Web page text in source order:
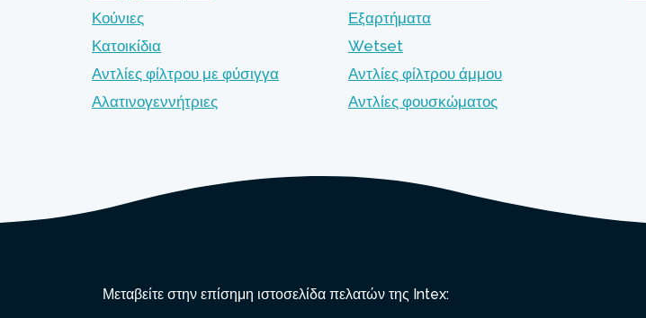
Κούνιες
Εξαρτήματα
Κατοικίδια
Wetset
Αντλίες φίλτρου με φύσιγγα
Αντλίες φίλτρου άμμου
Αλατινογεννήτριες
Αντλίες φουσκώματος
Μεταβείτε στην επίσημη ιστοσελίδα πελατών της Intex: